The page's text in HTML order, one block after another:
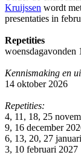
Kruijssen wordt
presentaties in
Repetities
woensdagavonden
Kennismaking en
14 oktober 2026
Repetities:
4, 11, 18, 25
9, 16 december
6, 13, 20, 27
3, 10 februari 2027